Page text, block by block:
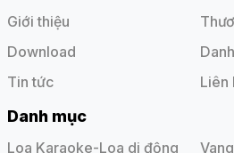
Giới thiệu
Download
Tin tức
Liên
Danh mục
Loa Karaoke-Loa di động